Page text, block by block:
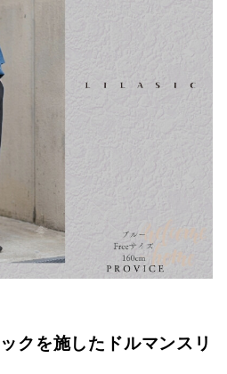
クを施したドルマンスリ